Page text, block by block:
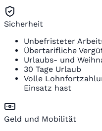
Sicherheit
Unbefristeter
Übertarifliche
Urlaubs- und
30 Tage Urlaub
Volle
Einsatz hast
Geld und Mobilität